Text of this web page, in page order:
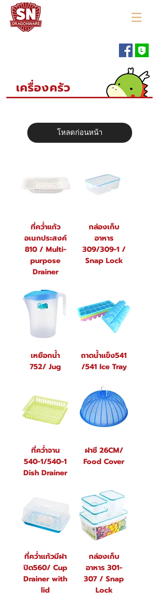
โหลดก่อนหน้า
ที่คว่ำแก้ว
อเนกประสงค์
810 / Multi-
purpose
Drainer
กล่องเก็บ
อาหาร
309/309-1 /
Snap Lock
เหยือกน้ำ
752/ Jug
ถาดน้ำแข็ง541
/541 Ice Tray
ที่คว่ำจาน
540-1/540-1
Dish Drainer
ฝาชี 26CM/
Food Cover
ที่คว่ำแก้วมีฝา
ปิด560/ Cup
Drainer with
lid
กล่องเก็บ
อาหาร 301-
307 / Snap
Lock
เครื่องครัว